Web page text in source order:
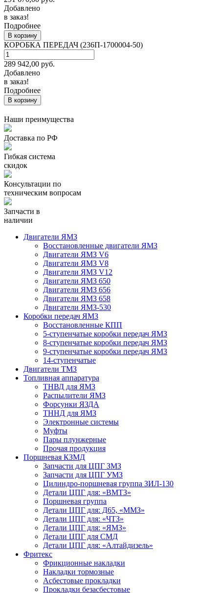
Добавлено
в заказ!
Подробнее
В корзину
КОРОБКА ПЕРЕДАЧ (236П-1700004-50)
289 942,00 руб.
Добавлено
в заказ!
Подробнее
В корзину
Наши преимущества
Доставка по РФ
Гибкая система
скидок
Консультации по
техническим вопросам
Запчасти в
наличии
Двигатели ЯМЗ
Восстановленные двигатели ЯМЗ
Двигатели ЯМЗ V6
Двигатели ЯМЗ V8
Двигатели ЯМЗ V12
Двигатели ЯМЗ 650
Двигатели ЯМЗ 656
Двигатели ЯМЗ 658
Двигатели ЯМЗ-530
Коробки передач ЯМЗ
Восстановленные КПП
5-ступенчатые коробки передач ЯМЗ
8-ступенчатые коробки передач ЯМЗ
9-ступенчатые коробки передач ЯМЗ
14-ступенчатые
Двигатели ТМЗ
Топливная аппаратура
ТНВД для ЯМЗ
Распылители ЯМЗ
Форсунки ЯЗДА
ТННД для ЯМЗ
Электронные системы
Муфты
Пары плунжерные
Прочая продукция
Поршневая КЗМД
Запчасти для ЦПГ ЗМЗ
Запчасти для ЦПГ УМЗ
Цилиндро-поршневая группа ЗИЛ-130
Детали ЦПГ для: «ВМТЗ»
Поршневая группа
Детали ЦПГ для: Д65, «ММЗ»
Детали ЦПГ для: «ЧТЗ»
Детали ЦПГ для: «ЯМЗ»
Детали ЦПГ для СМД
Детали ЦПГ для: «Алтайдизель»
Фритекс
Фрикционные накладки
Накладки тормозные
Асбестовые прокладки
Прокладки безасбестовые